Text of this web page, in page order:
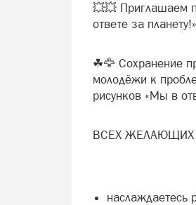
💥💥 Приглашаем
ответе за планету!»
☘🦅 Сохранение
молодёжи к
рисунков «Мы в
ВСЕХ ЖЕЛАЮЩИХ